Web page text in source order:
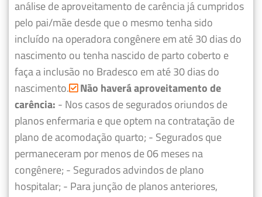
análise de aproveitamento de carência já cumpridos
pelo pai/mãe desde que o mesmo tenha sido
incluído na operadora congênere em até 30 dias do
nascimento ou tenha nascido de parto coberto e
faça a inclusão no Bradesco em até 30 dias do
nascimento. Não haverá aproveitamento de
carência: - Nos casos de segurados oriundos de
planos enfermaria e que optem na contratação de
plano de acomodação quarto; - Segurados que
permaneceram por menos de 06 meses na
congênere; - Segurados advindos de plano
hospitalar; - Para junção de planos anteriores,